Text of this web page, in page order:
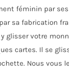
féminin par
sa fabrication
glisser votre
cartes. Il se
Nous vous